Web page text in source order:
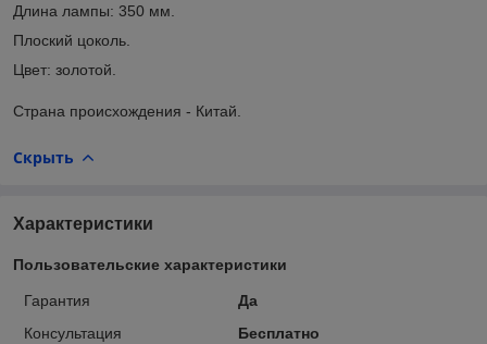
Длина лампы: 350 мм.
Плоский цоколь.
Цвет: золотой.
Страна происхождения - Китай.
Скрыть
Характеристики
Пользовательские характеристики
Гарантия
Да
Консультация
Бесплатно